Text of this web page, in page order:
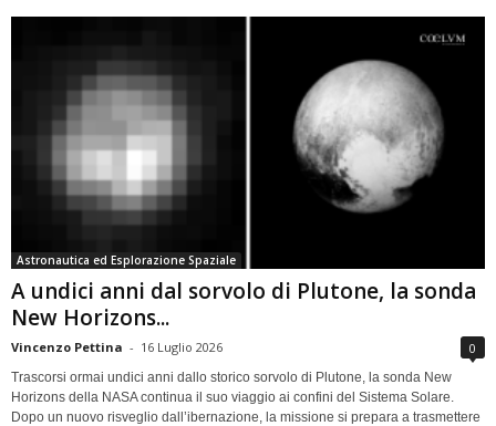
Astronautica ed Esplorazione Spaziale
A undici anni dal sorvolo di Plutone, la sonda
New Horizons...
Vincenzo Pettina - 16 Luglio 2026 0
Trascorsi ormai undici anni dallo storico sorvolo di Plutone, la sonda New
Horizons della NASA continua il suo viaggio ai confini del Sistema Solare.
Dopo un nuovo risveglio dall’ibernazione, la missione si prepara a trasmettere